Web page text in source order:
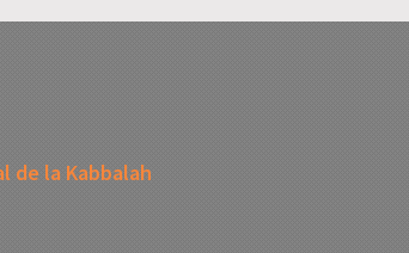
de la Kabbalah